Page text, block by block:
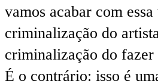
vamos acabar com
criminalização do
criminalização do fazer
É o contrário: isso é